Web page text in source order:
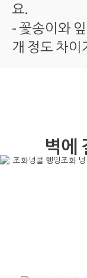
요.
- 꽃송이와
개 정도 차이
벽에